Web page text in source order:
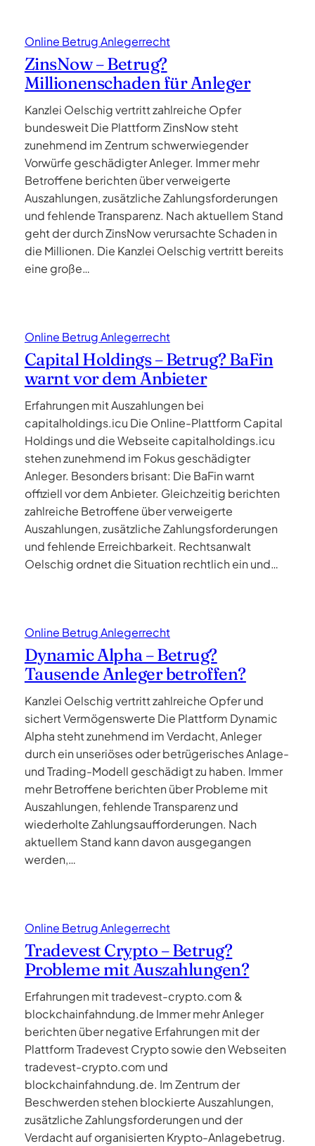
Online Betrug Anlegerrecht
ZinsNow – Betrug?
Millionenschaden für Anleger
Kanzlei Oelschig vertritt zahlreiche Opfer
bundesweit Die Plattform ZinsNow steht
zunehmend im Zentrum schwerwiegender
Vorwürfe geschädigter Anleger. Immer mehr
Betroffene berichten über verweigerte
Auszahlungen, zusätzliche Zahlungsforderungen
und fehlende Transparenz. Nach aktuellem Stand
geht der durch ZinsNow verursachte Schaden in
die Millionen. Die Kanzlei Oelschig vertritt bereits
eine große…
Online Betrug Anlegerrecht
Capital Holdings – Betrug? BaFin
warnt vor dem Anbieter
Erfahrungen mit Auszahlungen bei
capitalholdings.icu Die Online-Plattform Capital
Holdings und die Webseite capitalholdings.icu
stehen zunehmend im Fokus geschädigter
Anleger. Besonders brisant: Die BaFin warnt
offiziell vor dem Anbieter. Gleichzeitig berichten
zahlreiche Betroffene über verweigerte
Auszahlungen, zusätzliche Zahlungsforderungen
und fehlende Erreichbarkeit. Rechtsanwalt
Oelschig ordnet die Situation rechtlich ein und…
Online Betrug Anlegerrecht
Dynamic Alpha – Betrug?
Tausende Anleger betroffen?
Kanzlei Oelschig vertritt zahlreiche Opfer und
sichert Vermögenswerte Die Plattform Dynamic
Alpha steht zunehmend im Verdacht, Anleger
durch ein unseriöses oder betrügerisches Anlage-
und Trading-Modell geschädigt zu haben. Immer
mehr Betroffene berichten über Probleme mit
Auszahlungen, fehlende Transparenz und
wiederholte Zahlungsaufforderungen. Nach
aktuellem Stand kann davon ausgegangen
werden,…
Online Betrug Anlegerrecht
Tradevest Crypto – Betrug?
Probleme mit Auszahlungen?
Erfahrungen mit tradevest-crypto.com &
blockchainfahndung.de Immer mehr Anleger
berichten über negative Erfahrungen mit der
Plattform Tradevest Crypto sowie den Webseiten
tradevest-crypto.com und
blockchainfahndung.de. Im Zentrum der
Beschwerden stehen blockierte Auszahlungen,
zusätzliche Zahlungsforderungen und der
Verdacht auf organisierten Krypto-Anlagebetrug.